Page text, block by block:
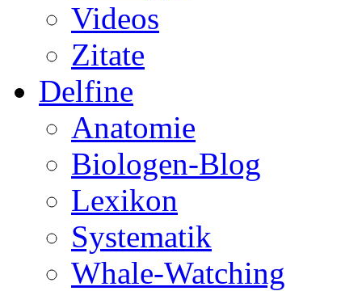
Videos
Zitate
Delfine
Anatomie
Biologen-Blog
Lexikon
Systematik
Whale-Watching